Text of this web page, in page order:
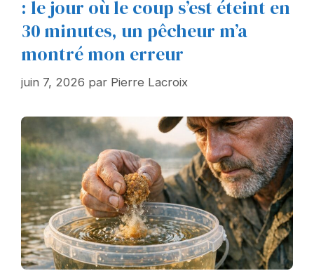
: le jour où le coup s’est éteint en
30 minutes, un pêcheur m’a
montré mon erreur
juin 7, 2026 par Pierre Lacroix